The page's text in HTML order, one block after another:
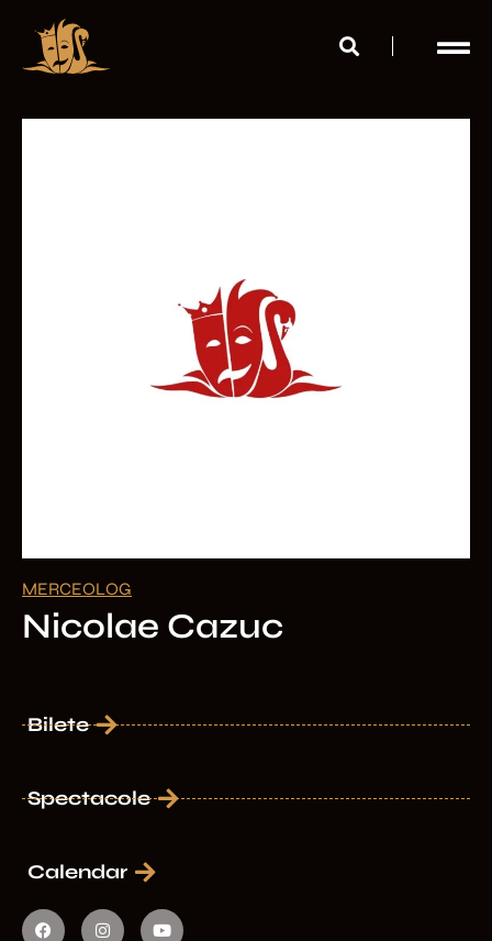
MERCEOLOG
Nicolae Cazuc
Bilete
Spectacole
Calendar